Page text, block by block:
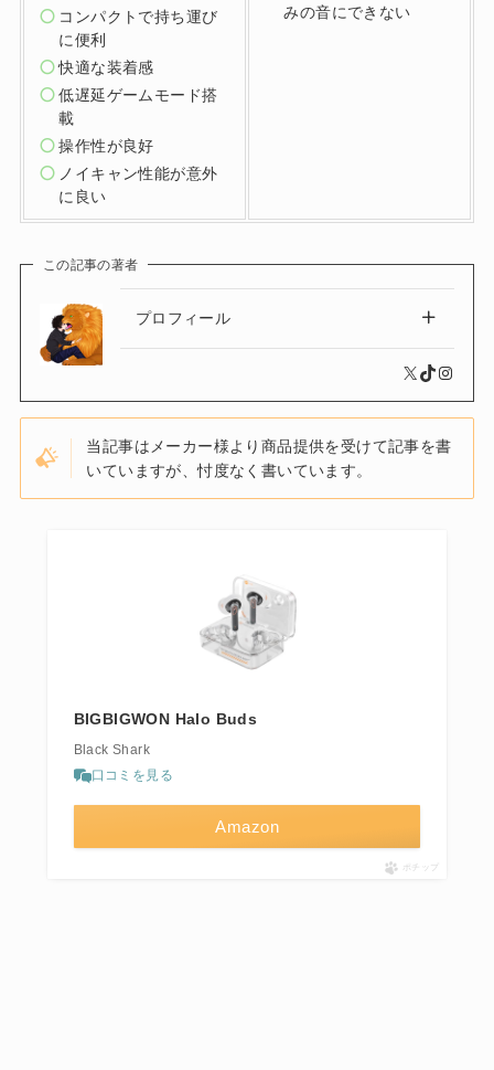
コンパクトで持ち運び
に便利
快適な装着感
低遅延ゲームモード搭
載
操作性が良好
ノイキャン性能が意外
に良い
みの音にできない
この記事の著者
プロフィール
X TikTok Instagram
当記事はメーカー様より商品提供を受けて記事を書
いていますが、忖度なく書いています。
BIGBIGWON Halo Buds
Black Shark
口コミを見る
Amazon
ポチップ